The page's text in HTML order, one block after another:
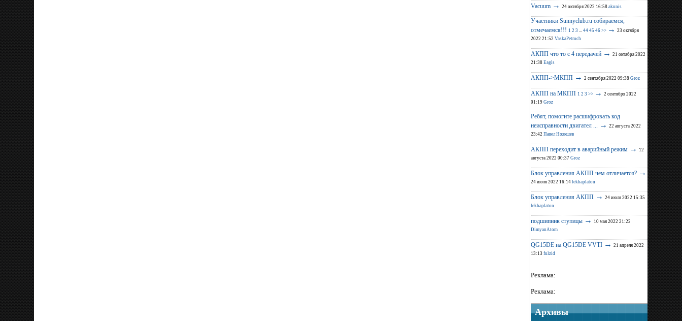
Vacuum → 24 октября 2022 16:58 akunis
Участники Sunnyclub.ru собираемся,
отмечаемся!!! 1 2 3 44 45 46 >> → 23 октября
2022 21:52 VaskaPetroch
АКПП что то с 4 передачей → 21 октября 2022
21:38 Eagls
АКПП->МКПП → 2 сентября 2022 09:38 Groz
АКПП на МКПП 1 2 3 >> → 2 сентября 2022
01:19 Groz
Ребят, помогите расшифровать код
неисправности двигател ...
→ 22 августа 2022
23:42 Павел Ноякшев
АКПП переходит в аварийный режим →
12
августа 2022 00:37 Groz
Блок управления АКПП чем отличается? →
24 июля 2022 16:14 lekhaplaton
Блок управления АКПП → 24 июля 2022 15:35
lekhaplaton
подшипник ступицы →
10 мая 2022 21:22
DimyanAtom
QG15DE на QG15DE VVTI → 21 апреля 2022
13:13 fulzid
Реклама:
Реклама:
Архивы